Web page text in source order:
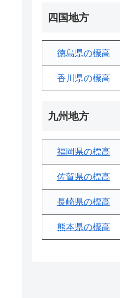
四国地方
徳島県の標高
香川県の標高
九州地方
福岡県の標高
佐賀県の標高
長崎県の標高
熊本県の標高